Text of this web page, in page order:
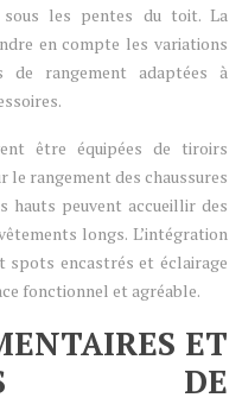
sous les pentes du toit. La
en compte les variations
rangement adaptées à
être équipées de tiroirs
le rangement des chaussures
hauts peuvent accueillir des
longs. L’intégration
spots encastrés et éclairage
fonctionnel et agréable.
ET
DE